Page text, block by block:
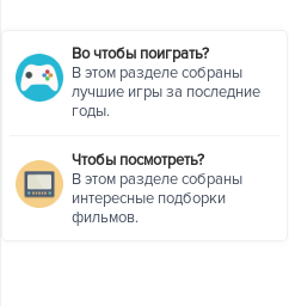
Во чтобы поиграть?
В этом разделе собраны
лучшие игры за последние
годы.
Чтобы посмотреть?
В этом разделе собраны
интересные подборки
фильмов.